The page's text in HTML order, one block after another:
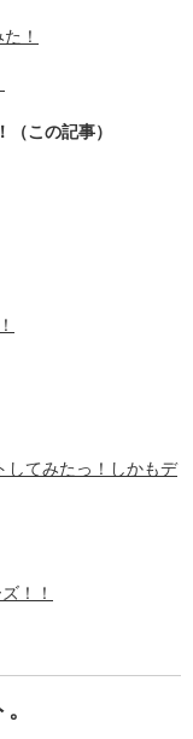
！
この記事）
してみたっ！しかもデ
！！